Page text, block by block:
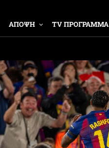
ΑΠΟΨΗ TV ΠΡΟΓΡΑΜΜΑ